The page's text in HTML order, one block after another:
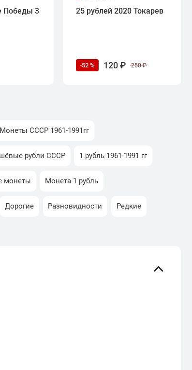
Победы 3
25 рублей 2020 Токарев
-52 % 120 ₽ 250 ₽
Монеты СССР 1961-1991гг
рубли СССР 1 рубль 1961-1991 гг
монеты Монета 1 рубль
Дорогие Разновидности Редкие